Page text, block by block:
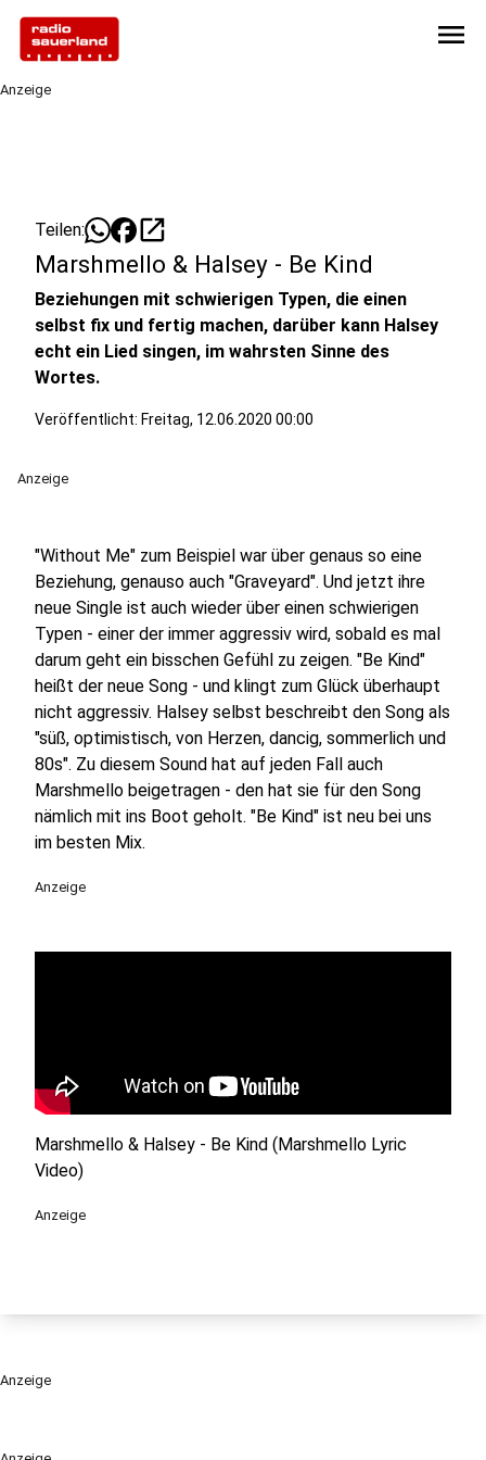
menu
Anzeige
Teilen: open_in_new
Marshmello & Halsey - Be Kind
Beziehungen mit schwierigen Typen, die einen
selbst fix und fertig machen, darüber kann Halsey
echt ein Lied singen, im wahrsten Sinne des
Wortes.
Veröffentlicht: Freitag, 12.06.2020 00:00
Anzeige
"Without Me" zum Beispiel war über genaus so eine
Beziehung, genauso auch "Graveyard". Und jetzt ihre
neue Single ist auch wieder über einen schwierigen
Typen - einer der immer aggressiv wird, sobald es mal
darum geht ein bisschen Gefühl zu zeigen. "Be Kind"
heißt der neue Song - und klingt zum Glück überhaupt
nicht aggressiv. Halsey selbst beschreibt den Song als
"süß, optimistisch, von Herzen, dancig, sommerlich und
80s". Zu diesem Sound hat auf jeden Fall auch
Marshmello beigetragen - den hat sie für den Song
nämlich mit ins Boot geholt. "Be Kind" ist neu bei uns
im besten Mix.
Anzeige
Marshmello & Halsey - Be Kind (Marshmello Lyric
Video)
Anzeige
Anzeige